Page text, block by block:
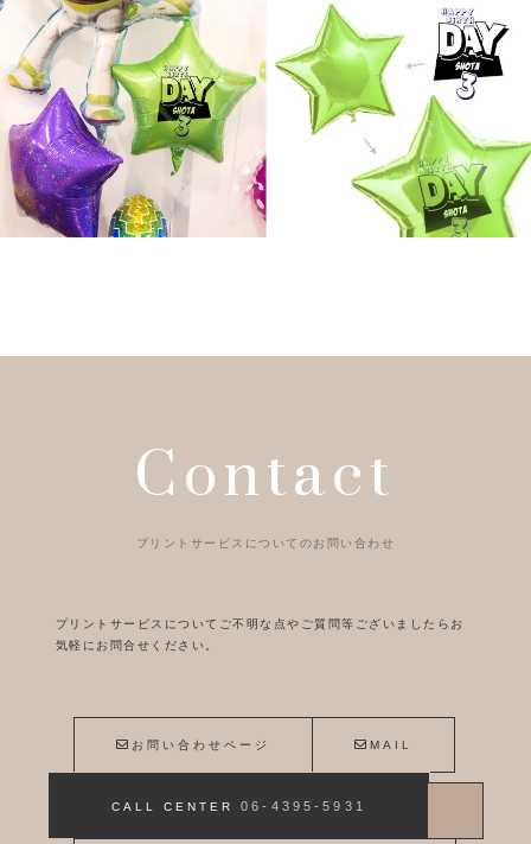
Contact
プリントサービスについてのお問い合わせ
プリントサービスについてご不明な点やご質問等ございましたらお
気軽にお問合せください。
お問い合わせページ MAIL
CALL CENTER06-4395-5931